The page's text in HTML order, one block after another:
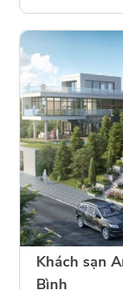
dính cao. Giải
công trình,
dài cho khu
Khách sạn
Bình